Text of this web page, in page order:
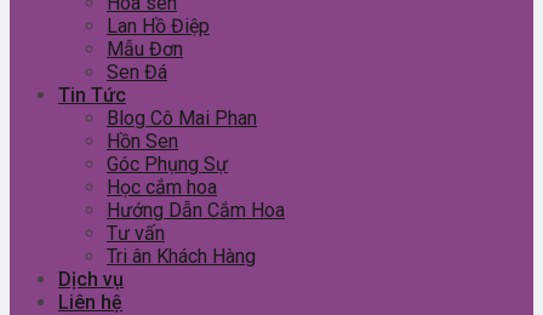
Lan Hồ Điệp
Mẫu Đơn
Sen Đá
Tin Tức
Blog Cô Mai Phan
Hồn Sen
Góc Phụng Sự
Học cắm hoa
Hướng Dẫn Cắm Hoa
Tư vấn
Tri ân Khách Hàng
Dịch vụ
Liên hệ